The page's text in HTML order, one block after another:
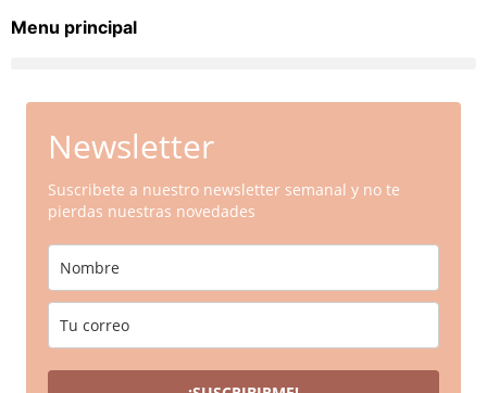
Menu principal
Newsletter
Suscribete a nuestro newsletter semanal y no te
pierdas nuestras novedades